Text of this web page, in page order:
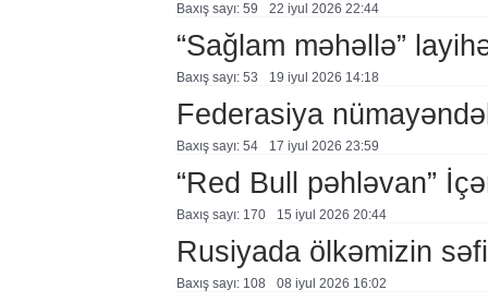
Baxış sayı: 59 22 i̇yul 2026 22:44
“Sağlam məhəllə”
Baxış sayı: 53 19 i̇yul 2026 14:18
Federasiya
Baxış sayı: 54 17 i̇yul 2026 23:59
“Red Bull pəhləvan”
Baxış sayı: 170 15 i̇yul 2026 20:44
Rusiyada ölkəmizin
Baxış sayı: 108 08 i̇yul 2026 16:02